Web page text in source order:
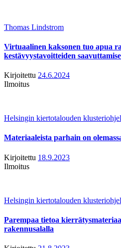
Thomas Lindstrom
Virtuaalinen kaksonen tuo apua
kestävyystavoitteiden
Kirjoitettu 24.6.2024
Ilmoitus
Helsingin kiertotalouden
Materiaaleista parhain on
Kirjoitettu 18.9.2023
Ilmoitus
Helsingin kiertotalouden
Parempaa tietoa
rakennusalalla